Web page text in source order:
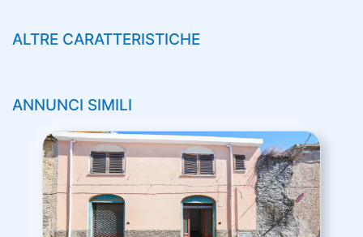
ALTRE CARATTERISTICHE
ANNUNCI SIMILI